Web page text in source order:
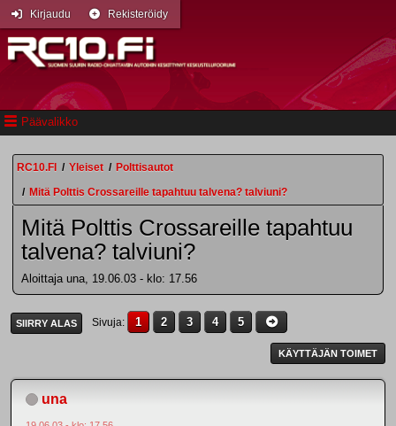
Päävalikko
Kirjaudu Rekisteröidy
RC10.FI / Yleiset / Polttisautot
/ Mitä Polttis Crossareille tapahtuu talvena? talviuni?
Mitä Polttis Crossareille tapahtuu
talvena? talviuni?
Aloittaja una, 19.06.03 - klo: 17.56
SIIRRY ALAS Sivuja 1 2 3 4 5
KÄYTTÄJÄN TOIMET
una